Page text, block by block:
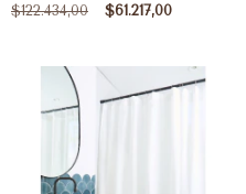
$122.434,00 $61.217,00